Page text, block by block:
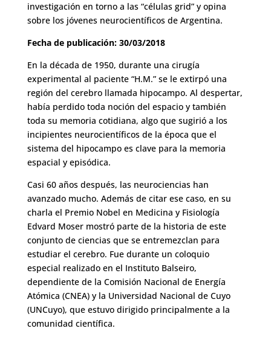
investigación en torno a las “células grid” y opina
sobre los jóvenes neurocientíficos de Argentina.
Fecha de publicación: 30/03/2018
En la década de 1950, durante una cirugía
experimental al paciente “H.M.” se le extirpó una
región del cerebro llamada hipocampo. Al despertar,
había perdido toda noción del espacio y también
toda su memoria cotidiana, algo que sugirió a los
incipientes neurocientíficos de la época que el
sistema del hipocampo es clave para la memoria
espacial y episódica.
Casi 60 años después, las neurociencias han
avanzado mucho. Además de citar ese caso, en su
charla el Premio Nobel en Medicina y Fisiología
Edvard Moser mostró parte de la historia de este
conjunto de ciencias que se entremezclan para
estudiar el cerebro. Fue durante un coloquio
especial realizado en el Instituto Balseiro,
dependiente de la Comisión Nacional de Energía
Atómica (CNEA) y la Universidad Nacional de Cuyo
(UNCuyo), que estuvo dirigido principalmente a la
comunidad científica.